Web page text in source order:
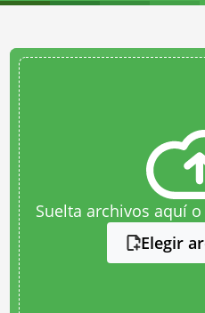
Suelta archivos aquí
Elegir